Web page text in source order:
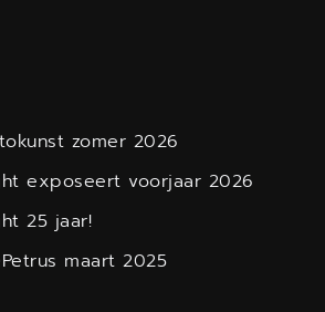
zomer 2026
exposeert voorjaar 2026
25 jaar!
maart 2025